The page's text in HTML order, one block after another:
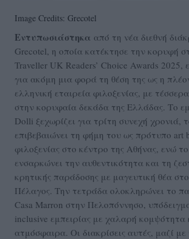
Image Credits: Grecotel
Εντυπωσιάστηκα από τη νέα διεθνή
Grecotel, η οποία κατέκτησε την κορυφή
Traveller UK Readers’ Choice Awards 2025,
για ακόμη μια φορά τη θέση της ως η
ελληνική εταιρεία φιλοξενίας, με
στην κορυφαία δεκάδα της Ελλάδας. Το
Dolli ξεχωρίζει για τρίτη συνεχή χρονιά,
επιβεβαιώνει τη φήμη του ως πρότυπο art
φιλοξενίας στο κέντρο της Αθήνας, ενώ
ενσαρκώνει την αυθεντικότητα και τη
κρητικής παράδοσης με μαγευτική θέα
Πέλαγος. Την τετράδα ολοκληρώνει το
Casa Marron στην Πελοπόννησο,
inclusive εμπειρίας με χαλαρή κομψότητα
ατμόσφαιρα. Οι διακρίσεις αυτές, μαζί